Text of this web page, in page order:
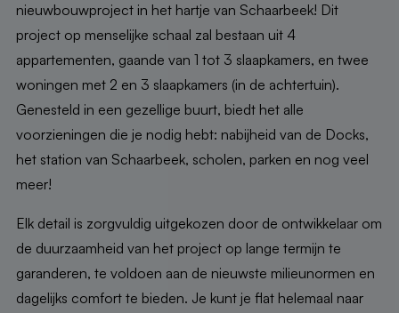
nieuwbouwproject in het hartje van Schaarbeek! Dit
project op menselijke schaal zal bestaan uit 4
appartementen, gaande van 1 tot 3 slaapkamers, en twee
woningen met 2 en 3 slaapkamers (in de achtertuin).
Genesteld in een gezellige buurt, biedt het alle
voorzieningen die je nodig hebt: nabijheid van de Docks,
het station van Schaarbeek, scholen, parken en nog veel
meer!
Elk detail is zorgvuldig uitgekozen door de ontwikkelaar om
de duurzaamheid van het project op lange termijn te
garanderen, te voldoen aan de nieuwste milieunormen en
dagelijks comfort te bieden. Je kunt je flat helemaal naar